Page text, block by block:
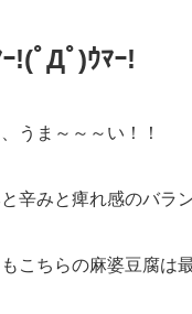
!(ﾟДﾟ)ｳﾏｰ!
うま～～～い！！
辛みと痺れ感のバラ
こちらの麻婆豆腐は